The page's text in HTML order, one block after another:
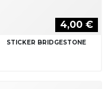
4,00 €
STICKER BRIDGESTONE